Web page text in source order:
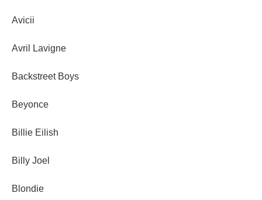
Avicii
Avril Lavigne
Backstreet Boys
Beyonce
Billie Eilish
Billy Joel
Blondie